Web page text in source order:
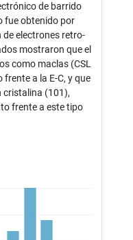
de barrido
fue obtenido por
de electrones retro-
mostraron que el
como maclas (CSL
a la E-C, y que
cristalina (101),
frente a este tipo